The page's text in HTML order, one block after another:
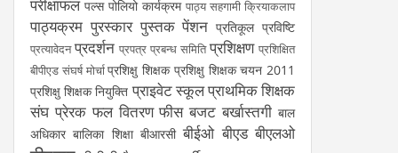
परीक्षाफल पल्स पोलियो कार्यक्रम पाठ्य सहगामी क्रियाकलाप
पाठ्यक्रम पुरस्कार पुस्तक पेंशन प्रतिकूल प्रविष्टि
प्रत्यावेदन प्रदर्शन प्रपत्र प्रबन्ध समिति प्रशिक्षण प्रशिक्षित
बीपीएड संघर्ष मोर्चा प्रशिक्षु शिक्षक प्रशिक्षु शिक्षक चयन 2011
प्रशिक्षु शिक्षक नियुक्ति प्राइवेट स्कूलप्राथमिक शिक्षक
संघ प्रेरक फल वितरण फीस बजट बर्खास्तगी बाल
अधिकार बालिका शिक्षा बीआरसी बीईओ बीएड बीएलओ